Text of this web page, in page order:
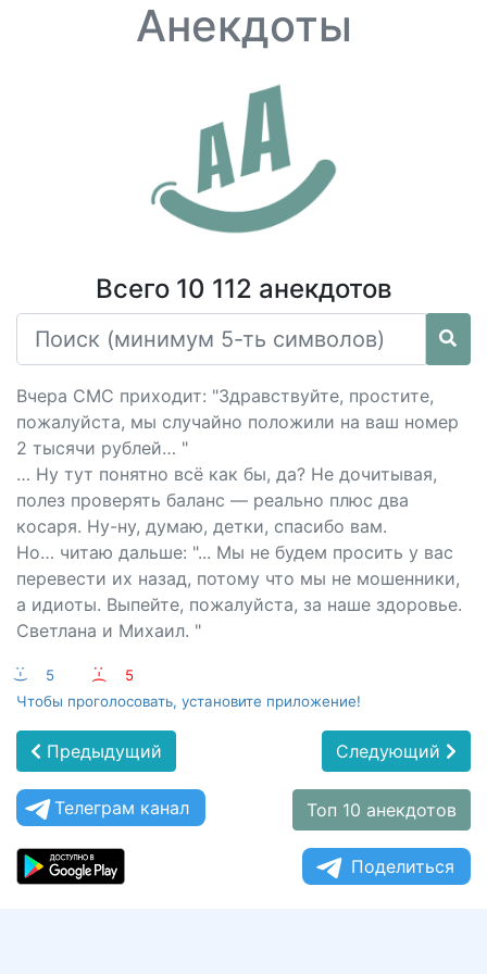
Анекдоты
Всего 10 112 анекдотов
Вчера СМС приходит: "Здравствуйте, простите,
пожалуйста, мы случайно положили на ваш номер
2 тысячи рублей… "
… Ну тут понятно всё как бы, да? Не дочитывая,
полез проверять баланс — реально плюс два
косаря. Ну-ну, думаю, детки, спасибо вам.
Но… читаю дальше: "... Мы не будем просить у вас
перевести их назад, потому что мы не мошенники,
а идиоты. Выпейте, пожалуйста, за наше здоровье.
Светлана и Михаил. "
:-) 5 :-(
5
Чтобы проголосовать, установите приложение!
Предыдущий Следующий
Телеграм канал Топ 10 анекдотов
Поделиться